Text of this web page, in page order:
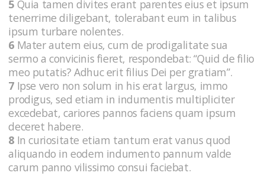
5 Quia tamen divites erant parentes eius et ipsum
tenerrime diligebant, tolerabant eum in talibus
ipsum turbare nolentes.
6 Mater autem eius, cum de prodigalitate sua
sermo a convicinis fieret, respondebat: “Quid de filio
meo putatis? Adhuc erit filius Dei per gratiam”.
7 Ipse vero non solum in his erat largus, immo
prodigus, sed etiam in indumentis multipliciter
excedebat, cariores pannos faciens quam ipsum
deceret habere.
8 In curiositate etiam tantum erat vanus quod
aliquando in eodem indumento pannum valde
carum panno vilissimo consui faciebat.